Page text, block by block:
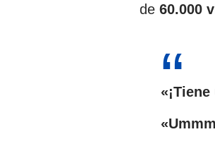
de 60.000